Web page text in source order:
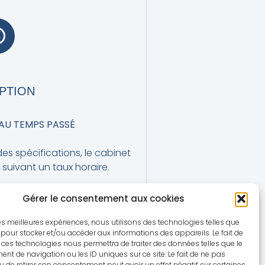
Gérer le consentement aux cookies
meilleures expériences, nous utilisons des technologies telles que
stocker et/ou accéder aux informations des appareils. Le fait de
technologies nous permettra de traiter des données telles que le
de navigation ou les ID uniques sur ce site. Le fait de ne pas
TEMPS PASSÉ
spécifications, le cabinet
un taux horaire.
DE RÉSULTAT
procédure, le cabinet peut